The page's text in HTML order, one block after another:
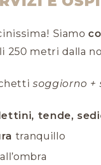
Siamo
250 metri dalla
soggiorno +
tende,
tranquillo
all’ombra